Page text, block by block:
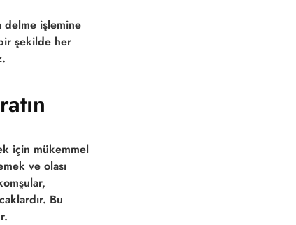
delme işlemine
şekilde her
için mükemmel
ve olası
Bu